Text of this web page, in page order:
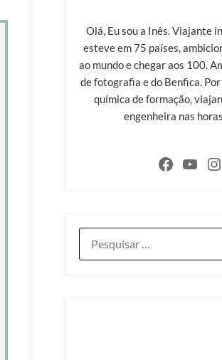
Olá, Eu sou a Inês. Viajante
esteve em 75 países,
ao mundo e chegar aos 100.
de fotografia e do Benfica.
química de formação,
engenheira nas